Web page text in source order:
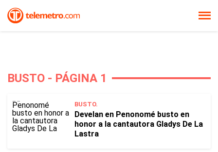
BUSTO - PÁGINA 1
BUSTO.
Develan en Penonomé busto en
honor a la cantautora Gladys De La
Lastra